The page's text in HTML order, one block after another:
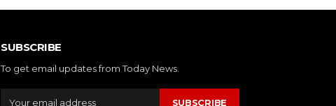
SUBSCRIBE
To get email updates from Today News.
SUBSCRIBE